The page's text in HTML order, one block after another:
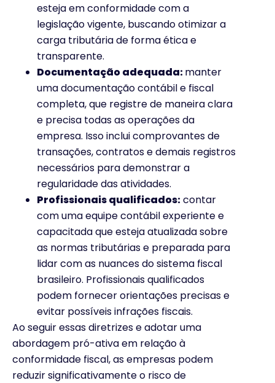
esteja em conformidade com a
legislação vigente, buscando otimizar a
carga tributária de forma ética e
transparente.
Documentação adequada:manter
uma documentação contábil e fiscal
completa, que registre de maneira clara
e precisa todas as operações da
empresa. Isso inclui comprovantes de
transações, contratos e demais registros
necessários para demonstrar a
regularidade das atividades.
Profissionais qualificados:contar
com uma equipe contábil experiente e
capacitada que esteja atualizada sobre
as normas tributárias e preparada para
lidar com as nuances do sistema fiscal
brasileiro. Profissionais qualificados
podem fornecer orientações precisas e
evitar possíveis infrações fiscais.
Ao seguir essas diretrizes e adotar uma
abordagem pró-ativa em relação à
conformidade fiscal, as empresas podem
reduzir significativamente o risco de